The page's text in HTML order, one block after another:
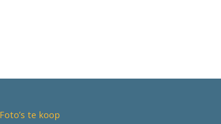
Foto’s te koop